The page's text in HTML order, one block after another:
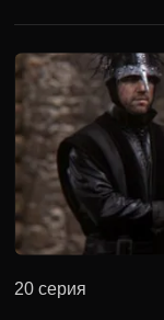
20 серия